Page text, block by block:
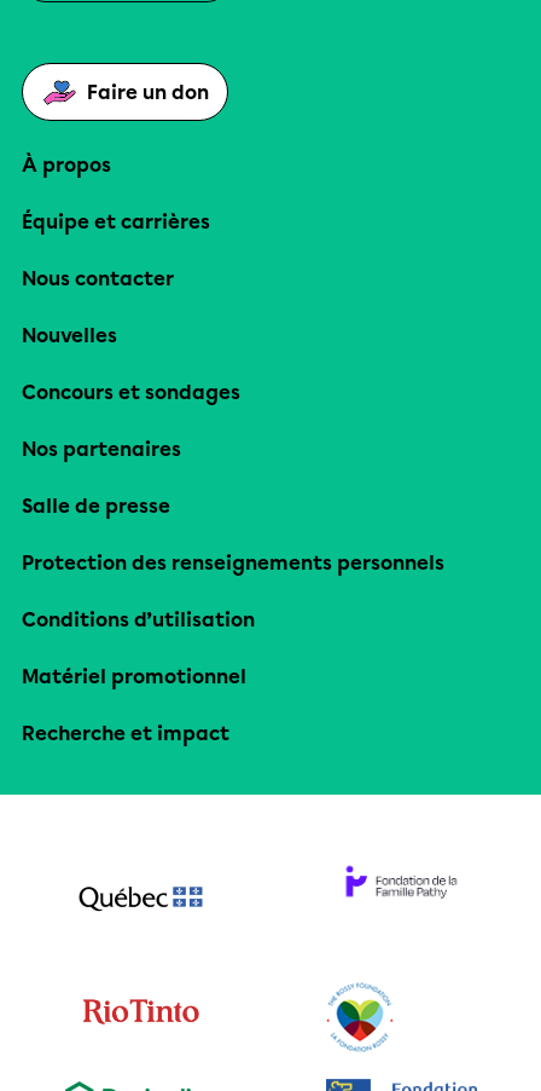
Faire un don
À propos
Équipe et carrières
Nous contacter
Nouvelles
Concours et sondages
Nos partenaires
Salle de presse
Protection des renseignements personnels
Conditions d’utilisation
Matériel promotionnel
Recherche et impact